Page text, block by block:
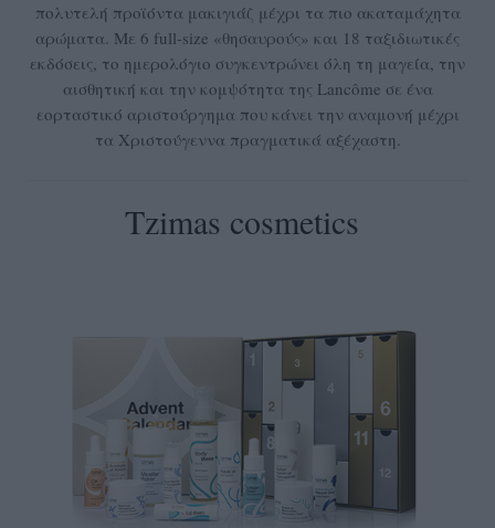
πολυτελή προϊόντα μακιγιάζ μέχρι τα πιο ακαταμάχητα
αρώματα. Με 6 full-size «θησαυρούς» και 18 ταξιδιωτικές
εκδόσεις, το ημερολόγιο συγκεντρώνει όλη τη μαγεία, την
αισθητική και την κομψότητα της Lancôme σε ένα
εορταστικό αριστούργημα που κάνει την αναμονή μέχρι
τα Χριστούγεννα πραγματικά αξέχαστη.
Tzimas cosmetics